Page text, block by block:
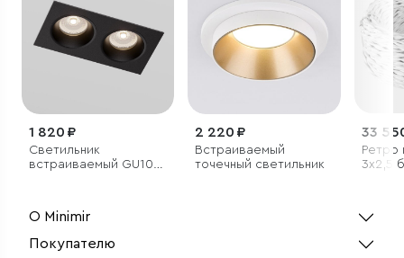
1 820 ₽
Светильник
встраиваемый GU10
2 220 ₽
Встраиваемый
точечный светильник
33
Ретро
3х2,5
О Minimir
Покупателю